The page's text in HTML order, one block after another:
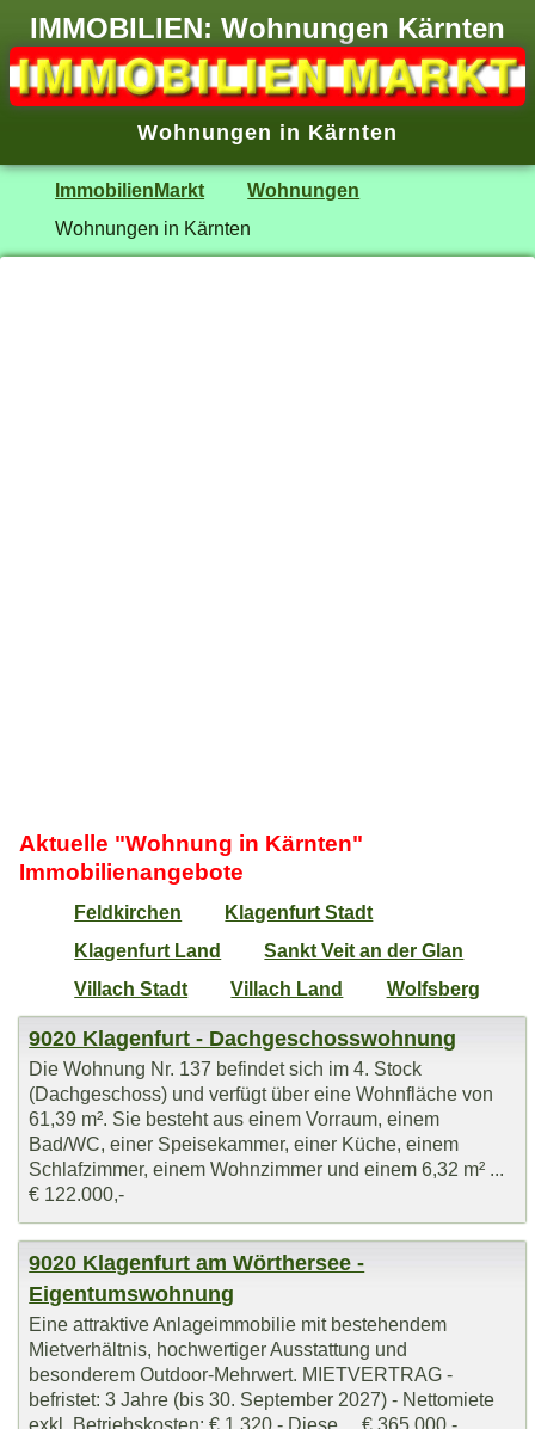
IMMOBILIEN: Wohnungen Kärnten
Wohnungen in Kärnten
ImmobilienMarkt
Wohnungen
Wohnungen in Kärnten
Aktuelle "Wohnung in Kärnten"
Immobilienangebote
Feldkirchen
Klagenfurt Stadt
Klagenfurt Land
Sankt Veit an der Glan
Villach Stadt
Villach Land Wolfsberg
9020 Klagenfurt - Dachgeschosswohnung
Die Wohnung Nr. 137 befindet sich im 4. Stock
(Dachgeschoss) und verfügt über eine Wohnfläche von
61,39 m². Sie besteht aus einem Vorraum, einem
Bad/WC, einer Speisekammer, einer Küche, einem
Schlafzimmer, einem Wohnzimmer und einem 6,32 m² ...
€ 122.000,-
9020 Klagenfurt am Wörthersee -
Eigentumswohnung
Eine attraktive Anlageimmobilie mit bestehendem
Mietverhältnis, hochwertiger Ausstattung und
besonderem Outdoor-Mehrwert. MIETVERTRAG -
befristet: 3 Jahre (bis 30. September 2027) - Nettomiete
exkl. Betriebskosten: € 1.320,- Diese ... € 365.000,-